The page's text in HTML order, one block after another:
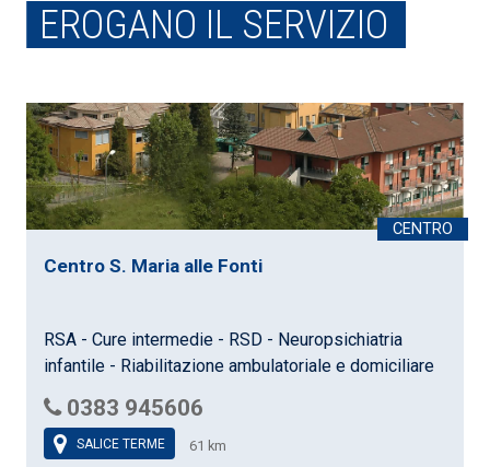
EROGANO IL SERVIZIO
Centro S. Maria alle Fonti
RSA - Cure intermedie - RSD - Neuropsichiatria
infantile - Riabilitazione ambulatoriale e domiciliare
0383 945606
SALICE TERME 61 km